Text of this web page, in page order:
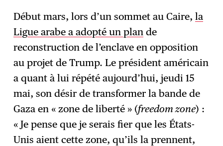
Début mars, lors d’un sommet au Caire,la
Ligue arabe a adopté un plan de
reconstruction de l’enclave en opposition
au projet de Trump. Le président américain
a quant à lui répété aujourd’hui, jeudi 15
mai, son désir de transformer la bande de
Gaza en « zone de liberté » (freedom zone) :
« Je pense que je serais fier que les États-
Unis aient cette zone, qu’ils la prennent,